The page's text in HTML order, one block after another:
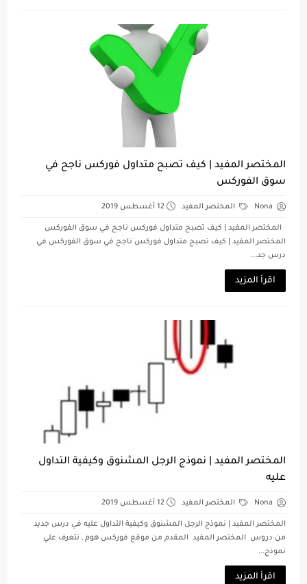
المختصر المفيد | كيف تصبح متداول فوركس ناجح في
سوق الفوركس
Nona المختصر المفيد 12 أغسطس 2019
المختصر المفيد | كيف تصبح متداول فوركس ناجح في سوق الفوركس
المختصر المفيد | كيف تصبح متداول فوركس ناجح في سوق الفوركس في
درس جد...
اقرأ المزيد
المختصر المفيد | نموذج الرجل المشنوق وكيفية التداول
عليه
Nona المختصر المفيد 12 أغسطس 2019
المختصر المفيد | نموذج الرجل المشنوق وكيفية التداول عليه في درس جديد
من دروس المختصر المفيد المقدم من موقع فوركس هوم , نتعرف علي
نموذج...
اقرأ المزيد